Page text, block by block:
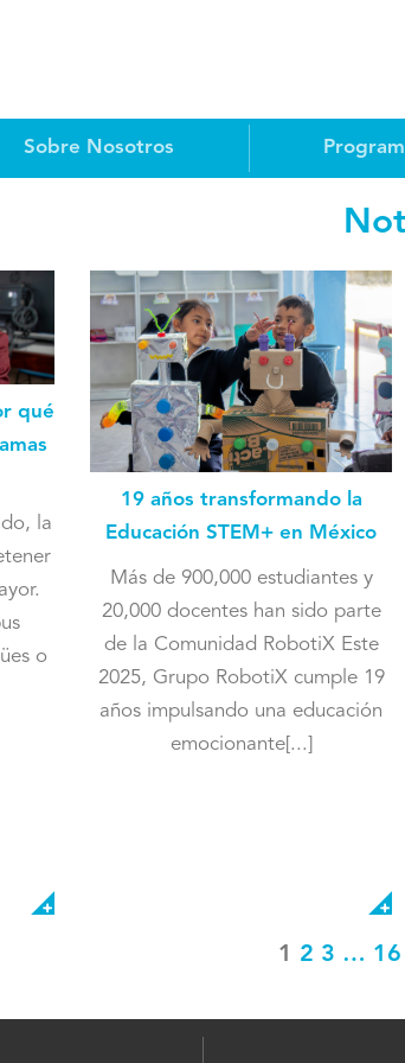
Sobre Nosotros
qué
la
o
19 años transformando la
Educación STEM+ en México
Más de 900,000 estudiantes y
20,000 docentes han sido parte
de la Comunidad RobotiX Este
2025, Grupo RobotiX cumple 19
años impulsando una educación
emocionante[...]
1 2 3 … 16